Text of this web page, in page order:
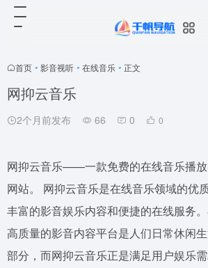
首页 • 影音视听 • 在线音乐 • 正文
网抑云音乐
2个月前发布 66 0 0
网抑云音乐——一款免费的在线音乐播
网站。 网抑云音乐是在线音乐领域的优
丰富的影音娱乐内容和便捷的在线服务
高质量的影音内容平台是人们日常休闲
部分，而网抑云音乐正是满足用户娱乐